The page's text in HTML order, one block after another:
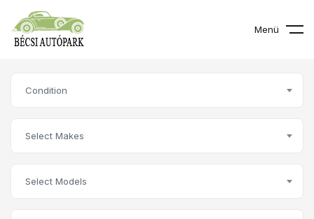
Menü
Condition
Select Makes
Select Models